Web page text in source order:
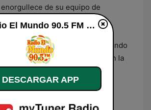
de su equipo de
quienes con su carisma y
una conexión única con la
de sus ondas, Radio El Mundo
transmite música, sino también la
convirtiéndose en un
nacional para los que la
día.
Radio El Mundo 90.5 FM en vivo
DESCARGAR APP